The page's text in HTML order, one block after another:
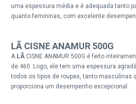
uma espessura média e é adequada tanto
quanto femininas, com excelente
LÃ CISNE ANAMUR 500G
A LÃ CISNE ANAMUR 500G é feito
de 460. Logo, ele tem uma espessura
todos os tipos de roupas, tanto masculinas
proporciona um desempenho excepcional.